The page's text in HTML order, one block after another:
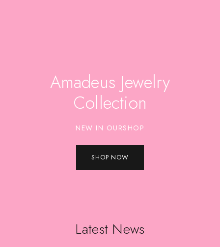
Amadeus Jewelry
Collection
NEW IN OURSHOP
SHOP NOW
Latest News